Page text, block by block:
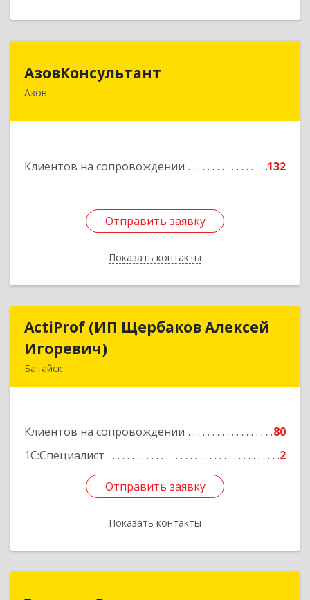
АзовКонсультант
Азов
Клиентов на сопровождении 132
Отправить заявку
Показать контакты
346780, Ростовская обл, Азов г, Петровский б-р,
Отправить заявку
Назад
ActiProf (ИП Щербаков Алексей
Игоревич)
Батайск
Клиентов на сопровождении
80
1С:Специалист
2
Отправить заявку
Показать контакты
ActiProf (ИП Щербаков Алексей
Подробнее
Отправить заявку
Назад